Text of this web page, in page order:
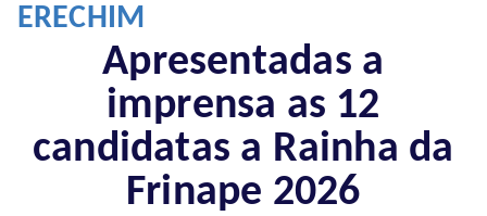
ERECHIM
Apresentadas a
imprensa as 12
candidatas a Rainha da
Frinape 2026